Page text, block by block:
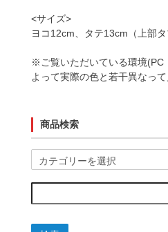
<サイズ>
ヨコ12cm、タテ13cm（上部タ
※ご覧いただいている環境(PC
よって実際の色と若干異なっ
商品検索